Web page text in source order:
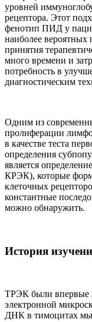
уровней
рецептора. Этот
фенотип ПИД у
наиболее вероятных
принятия
много времени и
потребность в
диагностическим
Одним из
пролиферации
в качестве теста
определения
является
КРЭК), которые
клеточных
константные
можно обнаружить.
История
ТРЭК были впервые
электронной
ДНК в тимоцитах